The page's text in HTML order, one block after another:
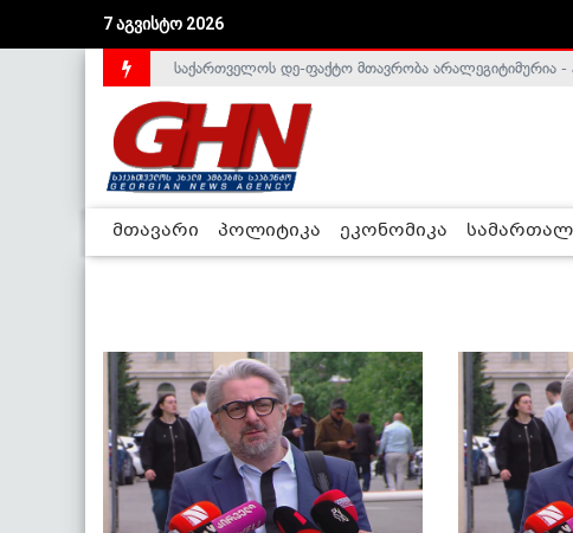
7 აგვისტო 2026
საქართველოს დე-ფაქტო მთავრობა არალეგიტიმურია -
მთავარი პოლიტიკა ეკონომიკა